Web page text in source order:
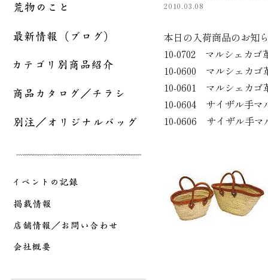
2010.03.08
本日の入荷商品のお知
10-0702 マルシェ
10-0600 マルシェ
10-0601 マルシェ
10-0604 サイザル
10-0606 サイザル